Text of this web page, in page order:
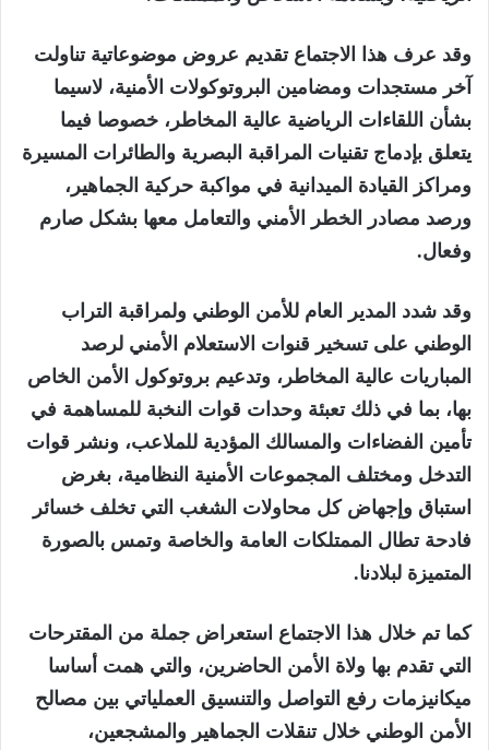
وقد عرف هذا الاجتماع تقديم عروض موضوعاتية تناولت
آخر مستجدات ومضامين البروتوكولات الأمنية، لاسيما
بشأن اللقاءات الرياضية عالية المخاطر، خصوصا فيما
يتعلق بإدماج تقنيات المراقبة البصرية والطائرات المسيرة
ومراكز القيادة الميدانية في مواكبة حركية الجماهير،
ورصد مصادر الخطر الأمني والتعامل معها بشكل صارم
وفعال.
وقد شدد المدير العام للأمن الوطني ولمراقبة التراب
الوطني على تسخير قنوات الاستعلام الأمني لرصد
المباريات عالية المخاطر، وتدعيم بروتوكول الأمن الخاص
بها، بما في ذلك تعبئة وحدات قوات النخبة للمساهمة في
تأمين الفضاءات والمسالك المؤدية للملاعب، ونشر قوات
التدخل ومختلف المجموعات الأمنية النظامية، بغرض
استباق وإجهاض كل محاولات الشغب التي تخلف خسائر
فادحة تطال الممتلكات العامة والخاصة وتمس بالصورة
المتميزة لبلادنا.
كما تم خلال هذا الاجتماع استعراض جملة من المقترحات
التي تقدم بها ولاة الأمن الحاضرين، والتي همت أساسا
ميكانيزمات رفع التواصل والتنسيق العملياتي بين مصالح
الأمن الوطني خلال تنقلات الجماهير والمشجعين،